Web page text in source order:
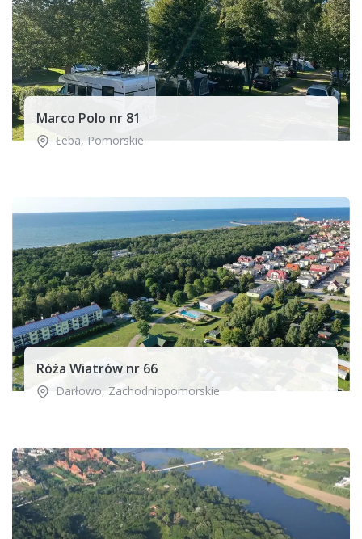
Marco Polo nr 81
Łeba, Pomorskie
Róża Wiatrów nr 66
Darłowo, Zachodniopomorskie